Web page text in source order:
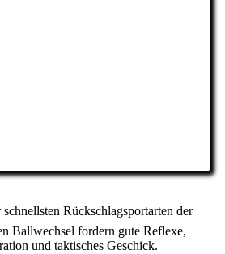
Rückschlagsportarten der
Ballwechsel fordern gute Reflexe,
und taktisches Geschick.